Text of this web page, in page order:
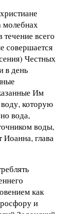
молебнах
всего
совершается
Честных
в день
Им
которую
вода,
воды,
глава
как
и